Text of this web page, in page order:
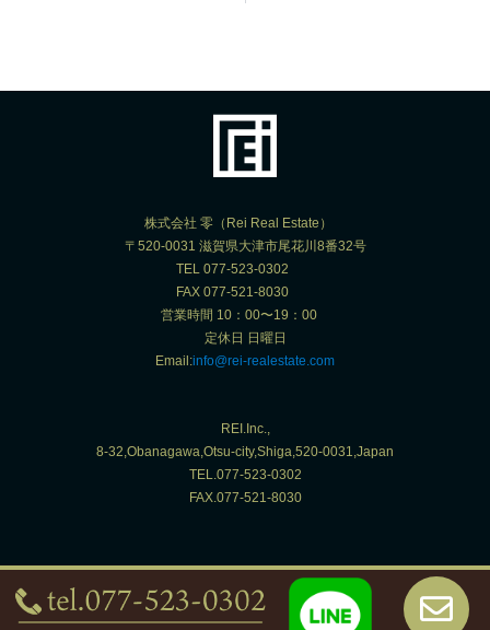
株式会社 零（Rei Real Estate）
〒520-0031 滋賀県大津市尾花川8番32号
TEL 077-523-0302
FAX 077-521-8030
営業時間 10：00〜19：00
定休日 日曜日
Email:info@rei-realestate.com
REI.Inc.,
8-32,Obanagawa,Otsu-city,Shiga,520-0031,Japan
TEL.077-523-0302
FAX.077-521-8030